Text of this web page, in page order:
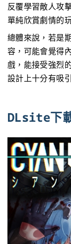
反覆學習敵人攻
單純欣賞劇情的
總體來說，若是
容，可能會覺得
戲，能接受強烈
設計上十分有吸
DLsite下